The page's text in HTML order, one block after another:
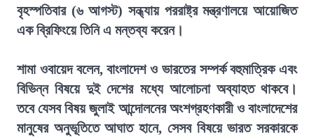
বৃহস্পতিবার (৬ আগস্ট) সন্ধ্যায় পররাষ্ট্র মন্ত্রণালয়ে আয়োজিত
এক ব্রিফিংয়ে তিনি এ মন্তব্য করেন।
শামা ওবায়েদ বলেন, বাংলাদেশ ও ভারতের সম্পর্ক বহুমাত্রিক এবং
বিভিন্ন বিষয়ে দুই দেশের মধ্যে আলোচনা অব্যাহত থাকবে।
তবে যেসব বিষয় জুলাই আন্দোলনের অংশগ্রহণকারী ও বাংলাদেশের
মানুষের অনুভূতিতে আঘাত হানে, সেসব বিষয়ে ভারত সরকারকে